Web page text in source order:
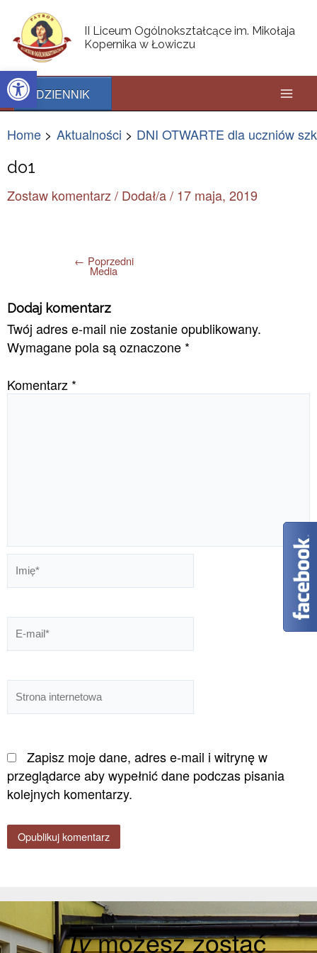
Open toolbar
content
II Liceum Ogólnokształcące im. Mikołaja
Kopernika w Łowiczu
DZIENNIK
Home Aktualności DNI OTWARTE dla uczniów
do1
Zostaw komentarz / Dodał/a / 17 maja, 2019
navigation
← Poprzedni
Media
Dodaj komentarz
Twój adres e-mail nie zostanie opublikowany.
Wymagane pola są oznaczone *
Komentarz *
Imię*
E-
mail*
Strona
Zapisz moje dane, adres e-mail i witrynę w
przeglądarce aby wypełnić dane podczas pisania
kolejnych komentarzy.
ITymożesz zostać